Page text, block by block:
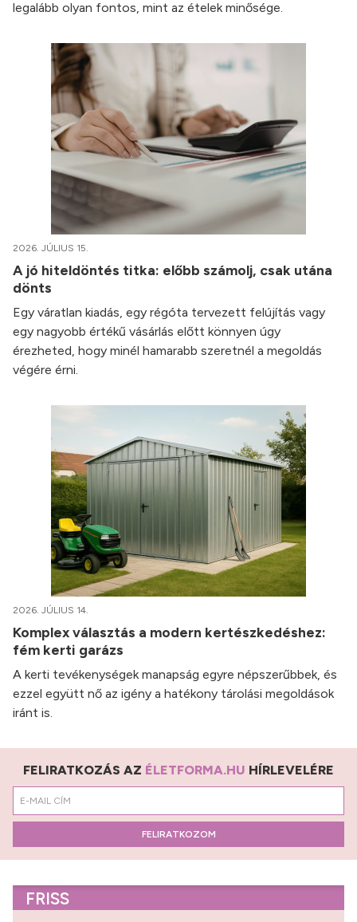
legalább olyan fontos, mint az ételek minősége.
2026. JÚLIUS 15.
A jó hiteldöntés titka: előbb számolj, csak utána
dönts
Egy váratlan kiadás, egy régóta tervezett felújítás vagy
egy nagyobb értékű vásárlás előtt könnyen úgy
érezheted, hogy minél hamarabb szeretnél a megoldás
végére érni.
2026. JÚLIUS 14.
Komplex választás a modern kertészkedéshez:
fém kerti garázs
A kerti tevékenységek manapság egyre népszerűbbek, és
ezzel együtt nő az igény a hatékony tárolási megoldások
iránt is.
FELIRATKOZÁS AZ ÉLETFORMA.HU HÍRLEVELÉRE
FELIRATKOZOM
FRISS